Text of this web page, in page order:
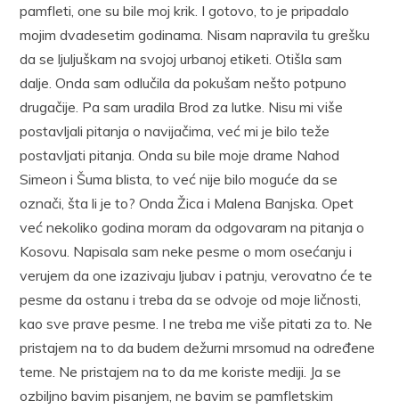
pamfleti, one su bile moj krik. I gotovo, to je pripadalo
mojim dvadesetim godinama. Nisam napravila tu grešku
da se ljuljuškam na svojoj urbanoj etiketi. Otišla sam
dalje. Onda sam odlučila da pokušam nešto potpuno
drugačije. Pa sam uradila Brod za lutke. Nisu mi više
postavljali pitanja o navijačima, već mi je bilo teže
postavljati pitanja. Onda su bile moje drame Nahod
Simeon i Šuma blista, to već nije bilo moguće da se
označi, šta li je to? Onda Žica i Malena Banjska. Opet
već nekoliko godina moram da odgovaram na pitanja o
Kosovu. Napisala sam neke pesme o mom osećanju i
verujem da one izazivaju ljubav i patnju, verovatno će te
pesme da ostanu i treba da se odvoje od moje ličnosti,
kao sve prave pesme. I ne treba me više pitati za to. Ne
pristajem na to da budem dežurni mrsomud na određene
teme. Ne pristajem na to da me koriste mediji. Ja se
ozbiljno bavim pisanjem, ne bavim se pamfletskim